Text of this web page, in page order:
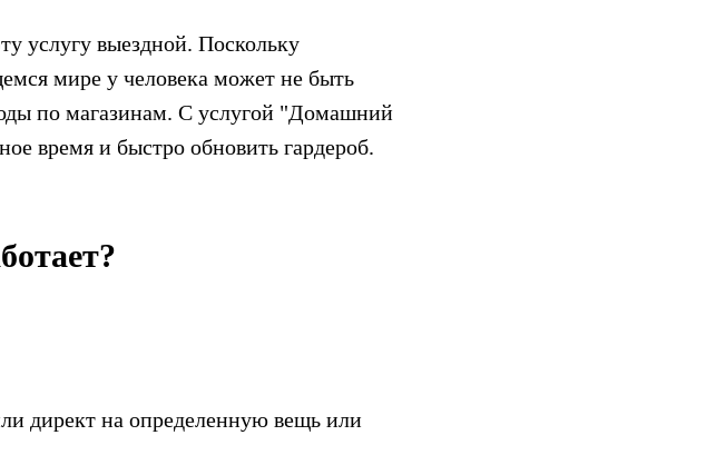
услугу выездной. Поскольку
мире у человека может не быть
по магазинам. С услугой "Домашний
время и быстро обновить гардероб.
директ на определенную вещь или